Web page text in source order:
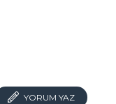
YORUM YAZ